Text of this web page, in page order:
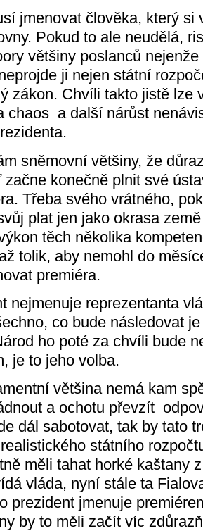
jmenovat člověka, který si
Pokud to ale neudělá,
většiny poslanců
ji nejen státní
zákon. Chvíli takto jistě lze
chaos a další nárůst
sněmovní většiny, že
začne konečně plnit své
Třeba svého vrátného,
plat jen jako okrasa
těch několika
tolik, aby nemohl do
premiéra.
nejmenuje reprezentanta
co bude následovat
ho poté za chvíli bude
je to jeho volba.
většina nemá kam
a ochotu převzít
dál sabotovat, tak by tato
státního
měli tahat horké kaštany
vláda, nyní stále ta
prezident jmenuje
by to měli začít víc